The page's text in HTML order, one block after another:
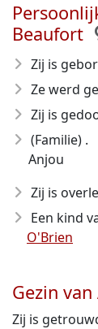
Beaufort
Zij is
Ze werd
Zij is
(Familie) .
Anjou
Zij is
Een kind
O'Brien
Gezin
Zij is